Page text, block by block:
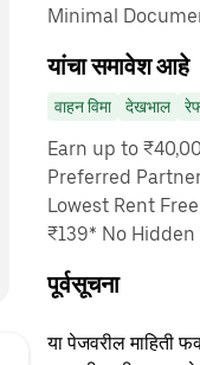
Minimal
यांचा समावेश आहे
वाहन विमा देखभाल
Earn up to
Preferred
Lowest Rent
₹139* No
पूर्वसूचना
या पेजवरील माहिती